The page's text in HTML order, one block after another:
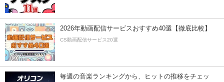
2026年動画配信サービスおすすめ40選【徹底比較】
CS動画配信サービス20選
毎週の音楽ランキングから、ヒットの推移をチェッ